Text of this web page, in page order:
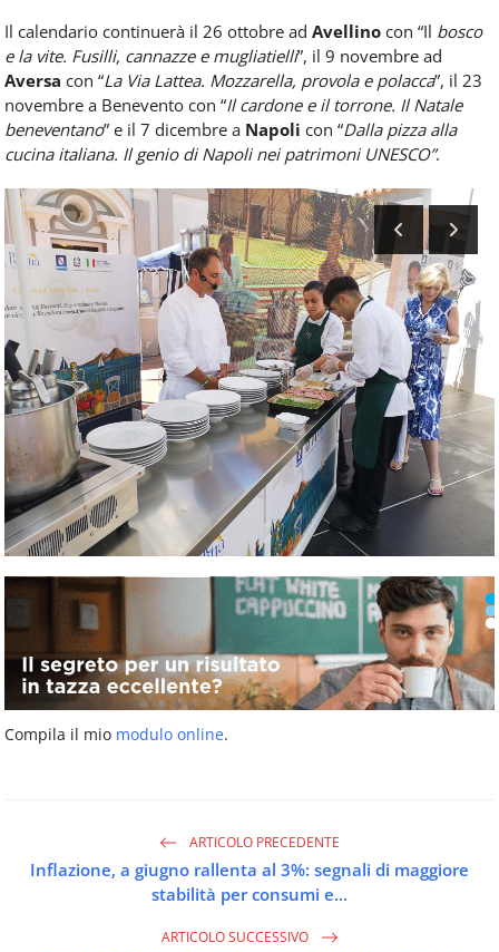
Il calendario continuerà il 26 ottobre ad Avellino con “Il bosco
e la vite. Fusilli, cannazze e mugliatielli”, il 9 novembre ad
Aversa con “La Via Lattea. Mozzarella, provola e polacca”, il 23
novembre a Benevento con “Il cardone e il torrone. Il Natale
beneventano” e il 7 dicembre a Napoli con “Dalla pizza alla
cucina italiana. Il genio di Napoli nei patrimoni UNESCO”.
Compila il mio modulo online.
ARTICOLO PRECEDENTE
Inflazione, a giugno rallenta al 3%: segnali di maggiore
stabilità per consumi e...
ARTICOLO SUCCESSIVO